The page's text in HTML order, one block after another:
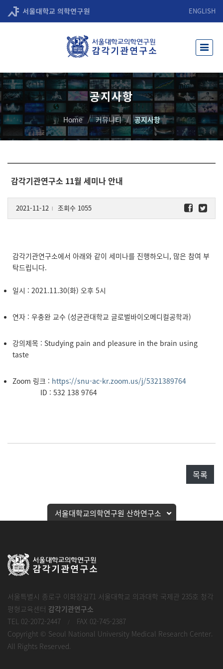
ENGLISH
공지사항
Home 커뮤니티 공지사항
감각기관연구소 11월 세미나 안내
2021-11-12 l 조회수 1055
감각기관연구소에서 아래와 같이 세미나를 진행하오니, 많은 참여 부
탁드립니다.
일시 : 2021.11.30(화) 오후 5시
연자 : 우충완 교수 (성균관대학교 글로벌바이오메디컬공학과)
강의제목 : Studying pain and pleasure in the brain using
taste
Zoom 링크 : https://snu-ac-kr.zoom.us/j/5321389764
ID : 532 138 9764
목록
서울대학교의학연구원 산하연구소
서울특별시 종로구 이화장길71 서울대학교 의과대학 국제관 235호 청각
평형교육센터 감각기관연구소
TEL 02-2072-2447
/
FAX 02-745-2387
Copyright © Seoul National University Medical Research Center.
All Rights Reserved.